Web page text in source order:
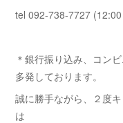
tel 092-738-7727
＊銀行振り込み、コン
多発しております。
誠に勝手ながら、２度
は